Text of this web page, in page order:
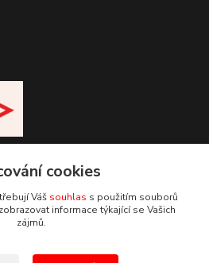
cookies
Váš souhlas s použitím souborů
informace týkající se Vašich
zájmů.